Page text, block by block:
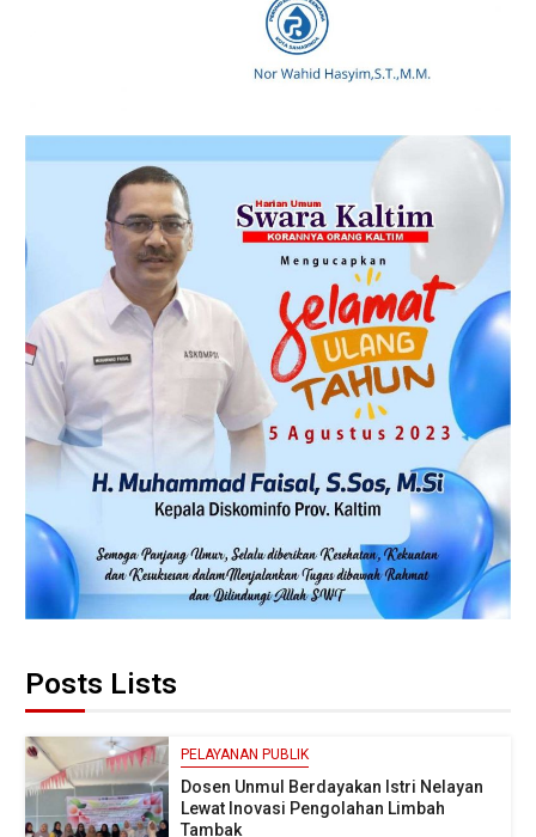
Posts Lists
PELAYANAN PUBLIK
Dosen Unmul Berdayakan Istri Nelayan
Lewat Inovasi Pengolahan Limbah
Tambak